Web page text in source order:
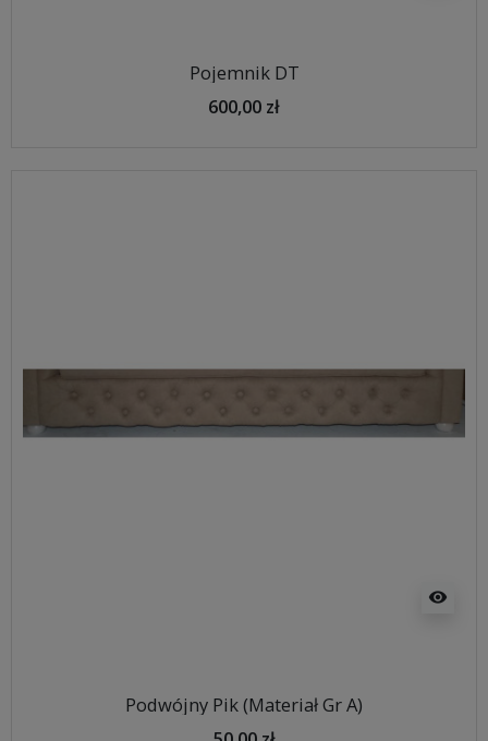
Pojemnik DT
600,00 zł
visibility
Podwójny Pik (Materiał Gr A)